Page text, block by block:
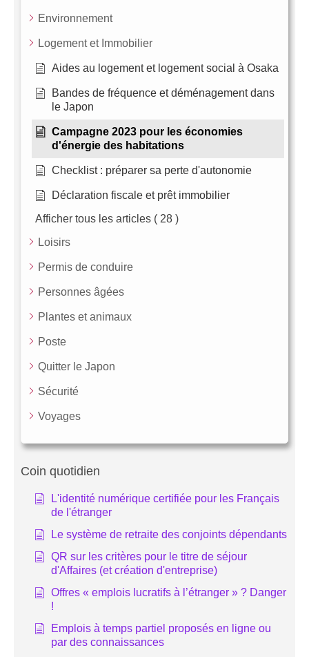
Environnement
Logement et Immobilier
Aides au logement et logement social à Osaka
Bandes de fréquence et déménagement dans
le Japon
Campagne 2023 pour les économies
d'énergie des habitations
Checklist : préparer sa perte d'autonomie
Déclaration fiscale et prêt immobilier
Afficher tous les articles ( 28 )
Loisirs
Permis de conduire
Personnes âgées
Plantes et animaux
Poste
Quitter le Japon
Sécurité
Voyages
Coin quotidien
L'identité numérique certifiée pour les Français
de l'étranger
Le système de retraite des conjoints dépendants
QR sur les critères pour le titre de séjour
d'Affaires (et création d'entreprise)
Offres « emplois lucratifs à l’étranger » ? Danger
!
Emplois à temps partiel proposés en ligne ou
par des connaissances